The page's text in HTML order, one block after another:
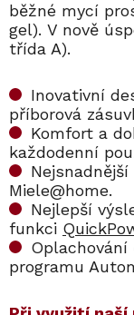
běžné mycí
gel). V nově
třída A).
Inovativní
příborová
Komfort a
každodenní
Miele@home.
Nejlepší
funkci
programu